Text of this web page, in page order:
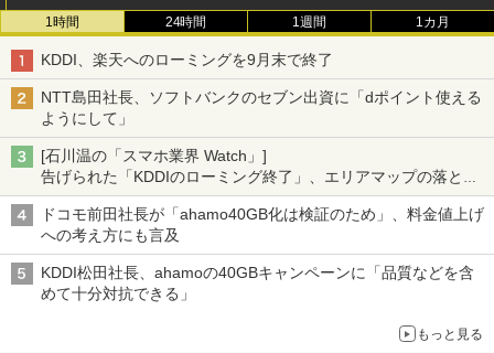
1時間 24時間 1週間 1カ月
KDDI、楽天へのローミングを9月末で終了
NTT島田社長、ソフトバンクのセブン出資に「dポイント使える
ようにして」
[石川温の「スマホ業界 Watch」]
告げられた「KDDIのローミング終了」、エリアマップの落とし
穴と楽天モバイルの課題
ドコモ前田社長が「ahamo40GB化は検証のため」、料金値上げ
への考え方にも言及
KDDI松田社長、ahamoの40GBキャンペーンに「品質などを含
めて十分対抗できる」
もっと見る